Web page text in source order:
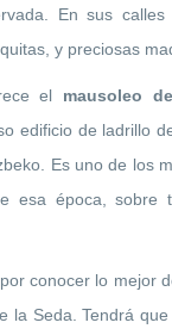
En sus
y preciosas
el mausoleo
edificio de ladrillo
Es uno de los
esa época, sobre
conocer lo mejor
la Seda. Tendrá